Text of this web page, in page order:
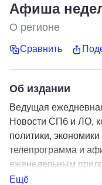
Афиша
О регионе
Сравнить
Об издании
Ведущая
Новости СПб и ЛО,
политики,
телепрограмма и
еженедельным
ведомости. Афиша
Ещё